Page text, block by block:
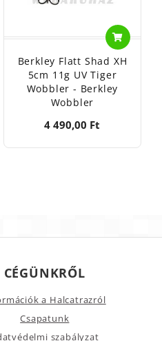
Berkley Flatt Shad XH
5cm 11g UV Tiger
Wobbler - Berkley
Wobbler
4 490,00 Ft
CÉGÜNKRŐL
a Halcatrazról
Csapatunk
szabályzat